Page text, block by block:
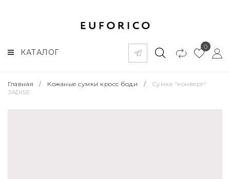
КАТАЛОГ
0
Главная / Кожаные сумки кросс боди /
Сумка "конверт"
JADISE